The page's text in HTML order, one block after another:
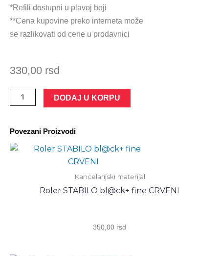
*Refili dostupni u plavoj boji
**Cena kupovine preko interneta može
se razlikovati od cene u prodavnici
330,00 rsd
STABILO
palette
hemijska
0,5
DODAJ U KORPU
Povezani Proizvodi
Kancelarijski materijal
Roler STABILO bl@ck+ fine CRVENI
350,00 rsd